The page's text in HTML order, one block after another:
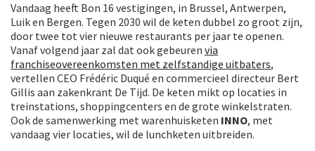
Vandaag heeft Bon 16 vestigingen, in Brussel, Antwerpen,
Luik en Bergen. Tegen 2030 wil de keten dubbel zo groot zijn,
door twee tot vier nieuwe restaurants per jaar te openen.
Vanaf volgend jaar zal dat ook gebeuren via
franchiseovereenkomsten met zelfstandige uitbaters,
vertellen CEO Frédéric Duqué en commercieel directeur Bert
Gillis aan zakenkrant De Tijd. De keten mikt op locaties in
treinstations, shoppingcenters en de grote winkelstraten.
Ook de samenwerking met warenhuisketen INNO, met
vandaag vier locaties, wil de lunchketen uitbreiden.